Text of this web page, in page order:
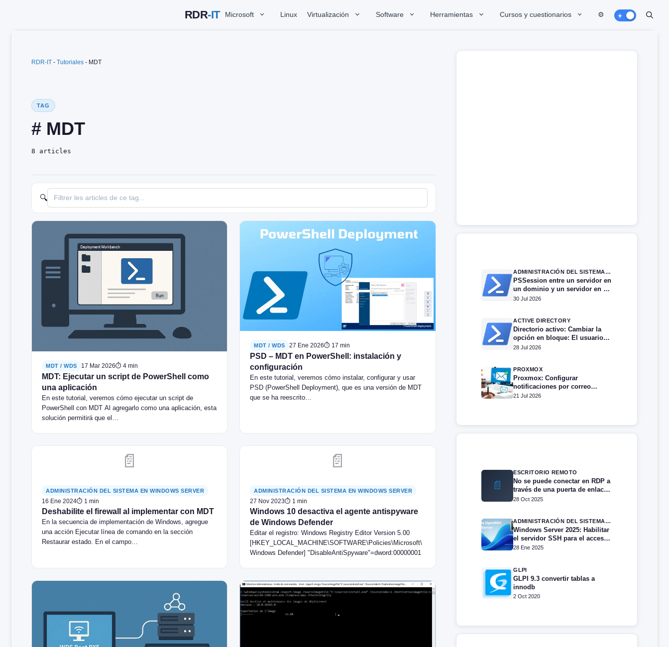
Microsoft Linux Virtualización Software Herramientas Cursos y cuestionarios ⚙️
RDR-IT - Tutoriales - MDT
TAG
# MDT
8 articles
🔍
MDT / WDS 17 Mar 2026⏱ 4 min
MDT: Ejecutar un script de PowerShell como
una aplicación
En este tutorial, veremos cómo ejecutar un script de
PowerShell con MDT Al agregarlo como una aplicación, esta
solución permitirá que el…
MDT / WDS 27 Ene 2026⏱ 17 min
PSD – MDT en PowerShell: instalación y
configuración
En este tutorial, veremos cómo instalar, configurar y usar
PSD (PowerShell Deployment), que es una versión de MDT
que se ha reescrito…
📄
ADMINISTRACIÓN DEL SISTEMA EN WINDOWS SERVER
16 Ene 2024⏱ 1 min
Deshabilite el firewall al implementar con MDT
En la secuencia de implementación de Windows, agregue
una acción Ejecutar línea de comando en la sección
Restaurar estado. En el campo…
📄
ADMINISTRACIÓN DEL SISTEMA EN WINDOWS SERVER
27 Nov 2023⏱ 1 min
Windows 10 desactiva el agente antispyware
de Windows Defender
Editar el registro: Windows Registry Editor Version 5.00
[HKEY_LOCAL_MACHINE\SOFTWARE\Policies\Microsoft\
Windows Defender] "DisableAntiSpyware"=dword:00000001
ADMINISTRACIÓN DEL SISTEMA EN WINDOWS SERVER
PSSession entre un servidor en
un dominio y un servidor en un
grupo de trabajo.
30 Jul 2026
ACTIVE DIRECTORY
Directorio activo: Cambiar la
opción en bloque: El usuario
no puede cambiar la
28 Jul 2026
PROXMOX
Proxmox: Configurar
notificaciones por correo
electrónico
21 Jul 2026
📄
ESCRITORIO REMOTO
No se puede conectar en RDP a
través de una puerta de enlace
RDS
28 Oct 2025
ADMINISTRACIÓN DEL SISTEMA EN WINDOWS SERVER
Windows Server 2025: Habilitar
el servidor SSH para el acceso
remoto
28 Ene 2025
GLPI
GLPI 9.3 convertir tablas a
innodb
2 Oct 2020